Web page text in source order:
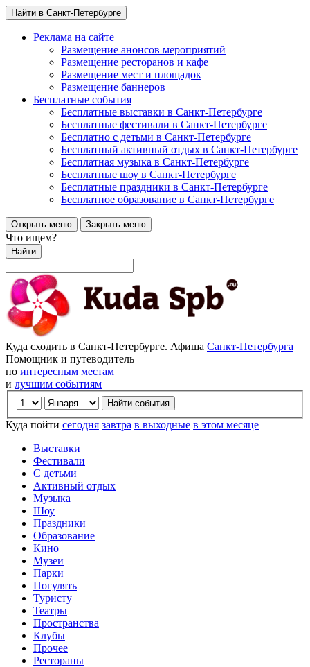
Найти в Санкт-Петербурге
Реклама на сайте
Размещение анонсов мероприятий
Размещение ресторанов и кафе
Размещение мест и площадок
Размещение баннеров
Бесплатные события
Бесплатные выставки в Санкт-Петербурге
Бесплатные фестивали в Санкт-Петербурге
Бесплатно с детьми в Санкт-Петербурге
Бесплатный активный отдых в Санкт-Петербурге
Бесплатная музыка в Санкт-Петербурге
Бесплатные шоу в Санкт-Петербурге
Бесплатные праздники в Санкт-Петербурге
Бесплатное образование в Санкт-Петербурге
Открыть меню Закрыть меню
Что ищем?
Найти
Куда сходить в Санкт-Петербурге. Афиша Санкт-Петербурга
Помощник и путеводитель
по интересным местам
и лучшим событиям
Куда пойти сегодня завтра в выходные в этом месяце
Выставки
Фестивали
С детьми
Активный отдых
Музыка
Шоу
Праздники
Образование
Кино
Музеи
Парки
Погулять
Туристу
Театры
Пространства
Клубы
Прочее
Рестораны